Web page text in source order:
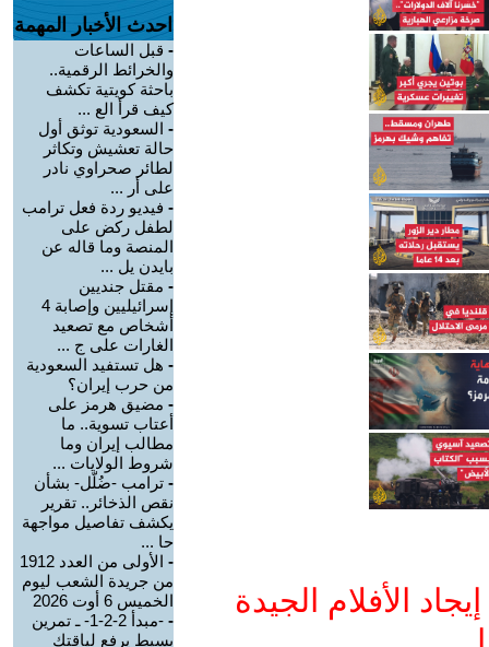
الأفلام الجيدة
احدث الأخبار المهمة
- قبل الساعات
والخرائط الرقمية..
باحثة كويتية تكشف
كيف قرأ الع ...
- السعودية توثق أول
حالة تعشيش وتكاثر
لطائر صحراوي نادر
على أر ...
- فيديو ردة فعل ترامب
لطفل ركض على
المنصة وما قاله عن
بايدن يل ...
- مقتل جنديين
إسرائيليين وإصابة 4
أشخاص مع تصعيد
الغارات على ج ...
- هل تستفيد السعودية
من حرب إيران؟
- مضيق هرمز على
أعتاب تسوية.. ما
مطالب إيران وما
شروط الولايات ...
- ترامب -ضُلّل- بشأن
نقص الذخائر.. تقرير
يكشف تفاصيل مواجهة
حا ...
-
الأولى من العدد 1912
من جريدة الشعب ليوم
الخميس 6 أوت 2026
-
-مبدأ 2-2-1- ـ تمرين
بسيط يرفع لياقتك